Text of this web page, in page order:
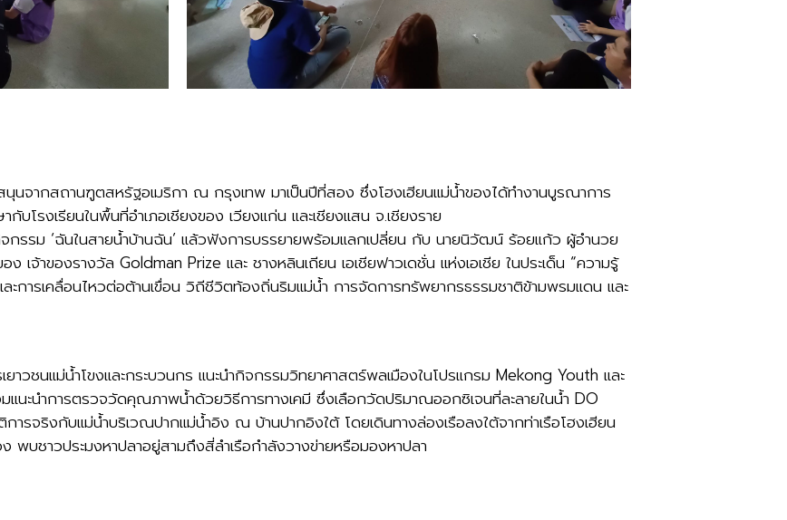
นุนจากสถานฑูตสหรัฐอเมริกา ณ กรุงเทพ มาเป็นปีที่สอง ซึ่งโฮงเฮียนแม่น้ำของได้ทำงานบูรณาการ
โรงเรียนในพื้นที่อำเภอเชียงของ เวียงแก่น และเชียงแสน จ.เชียงราย
กรรม ‘ฉันในสายน้ำบ้านฉัน’ แล้วฟังการบรรยายพร้อมแลกเปลี่ยน กับ นายนิวัฒน์ ร้อยแก้ว ผู้อำนวย
เจ้าของรางวัล Goldman Prize และ ชางหลินเถียน เอเชียฟาวเดชั่น แห่งเอเชีย ในประเด็น “ความรู้
ะการเคลื่อนไหวต่อต้านเขื่อน วิถีชีวิตท้องถิ่นริมแม่น้ำ การจัดการทรัพยากรธรรมชาติข้ามพรมแดน และ
วชนแม่น้ำโขงและกระบวนกร แนะนำกิจกรรมวิทยาศาสตร์พลเมืองในโปรแกรม Mekong Youth และ
นะนำการตรวจวัดคุณภาพน้ำด้วยวิธีการทางเคมี ซึ่งเลือกวัดปริมาณออกซิเจนที่ละลายในน้ำ DO
รจริงกับแม่น้ำบริเวณปากแม่น้ำอิง ณ บ้านปากอิงใต้ โดยเดินทางล่องเรือลงใต้จากท่าเรือโฮงเฮียน
พบชาวประมงหาปลาอยู่สามถึงสี่ลำเรือกำลังวางข่ายหรือมองหาปลา